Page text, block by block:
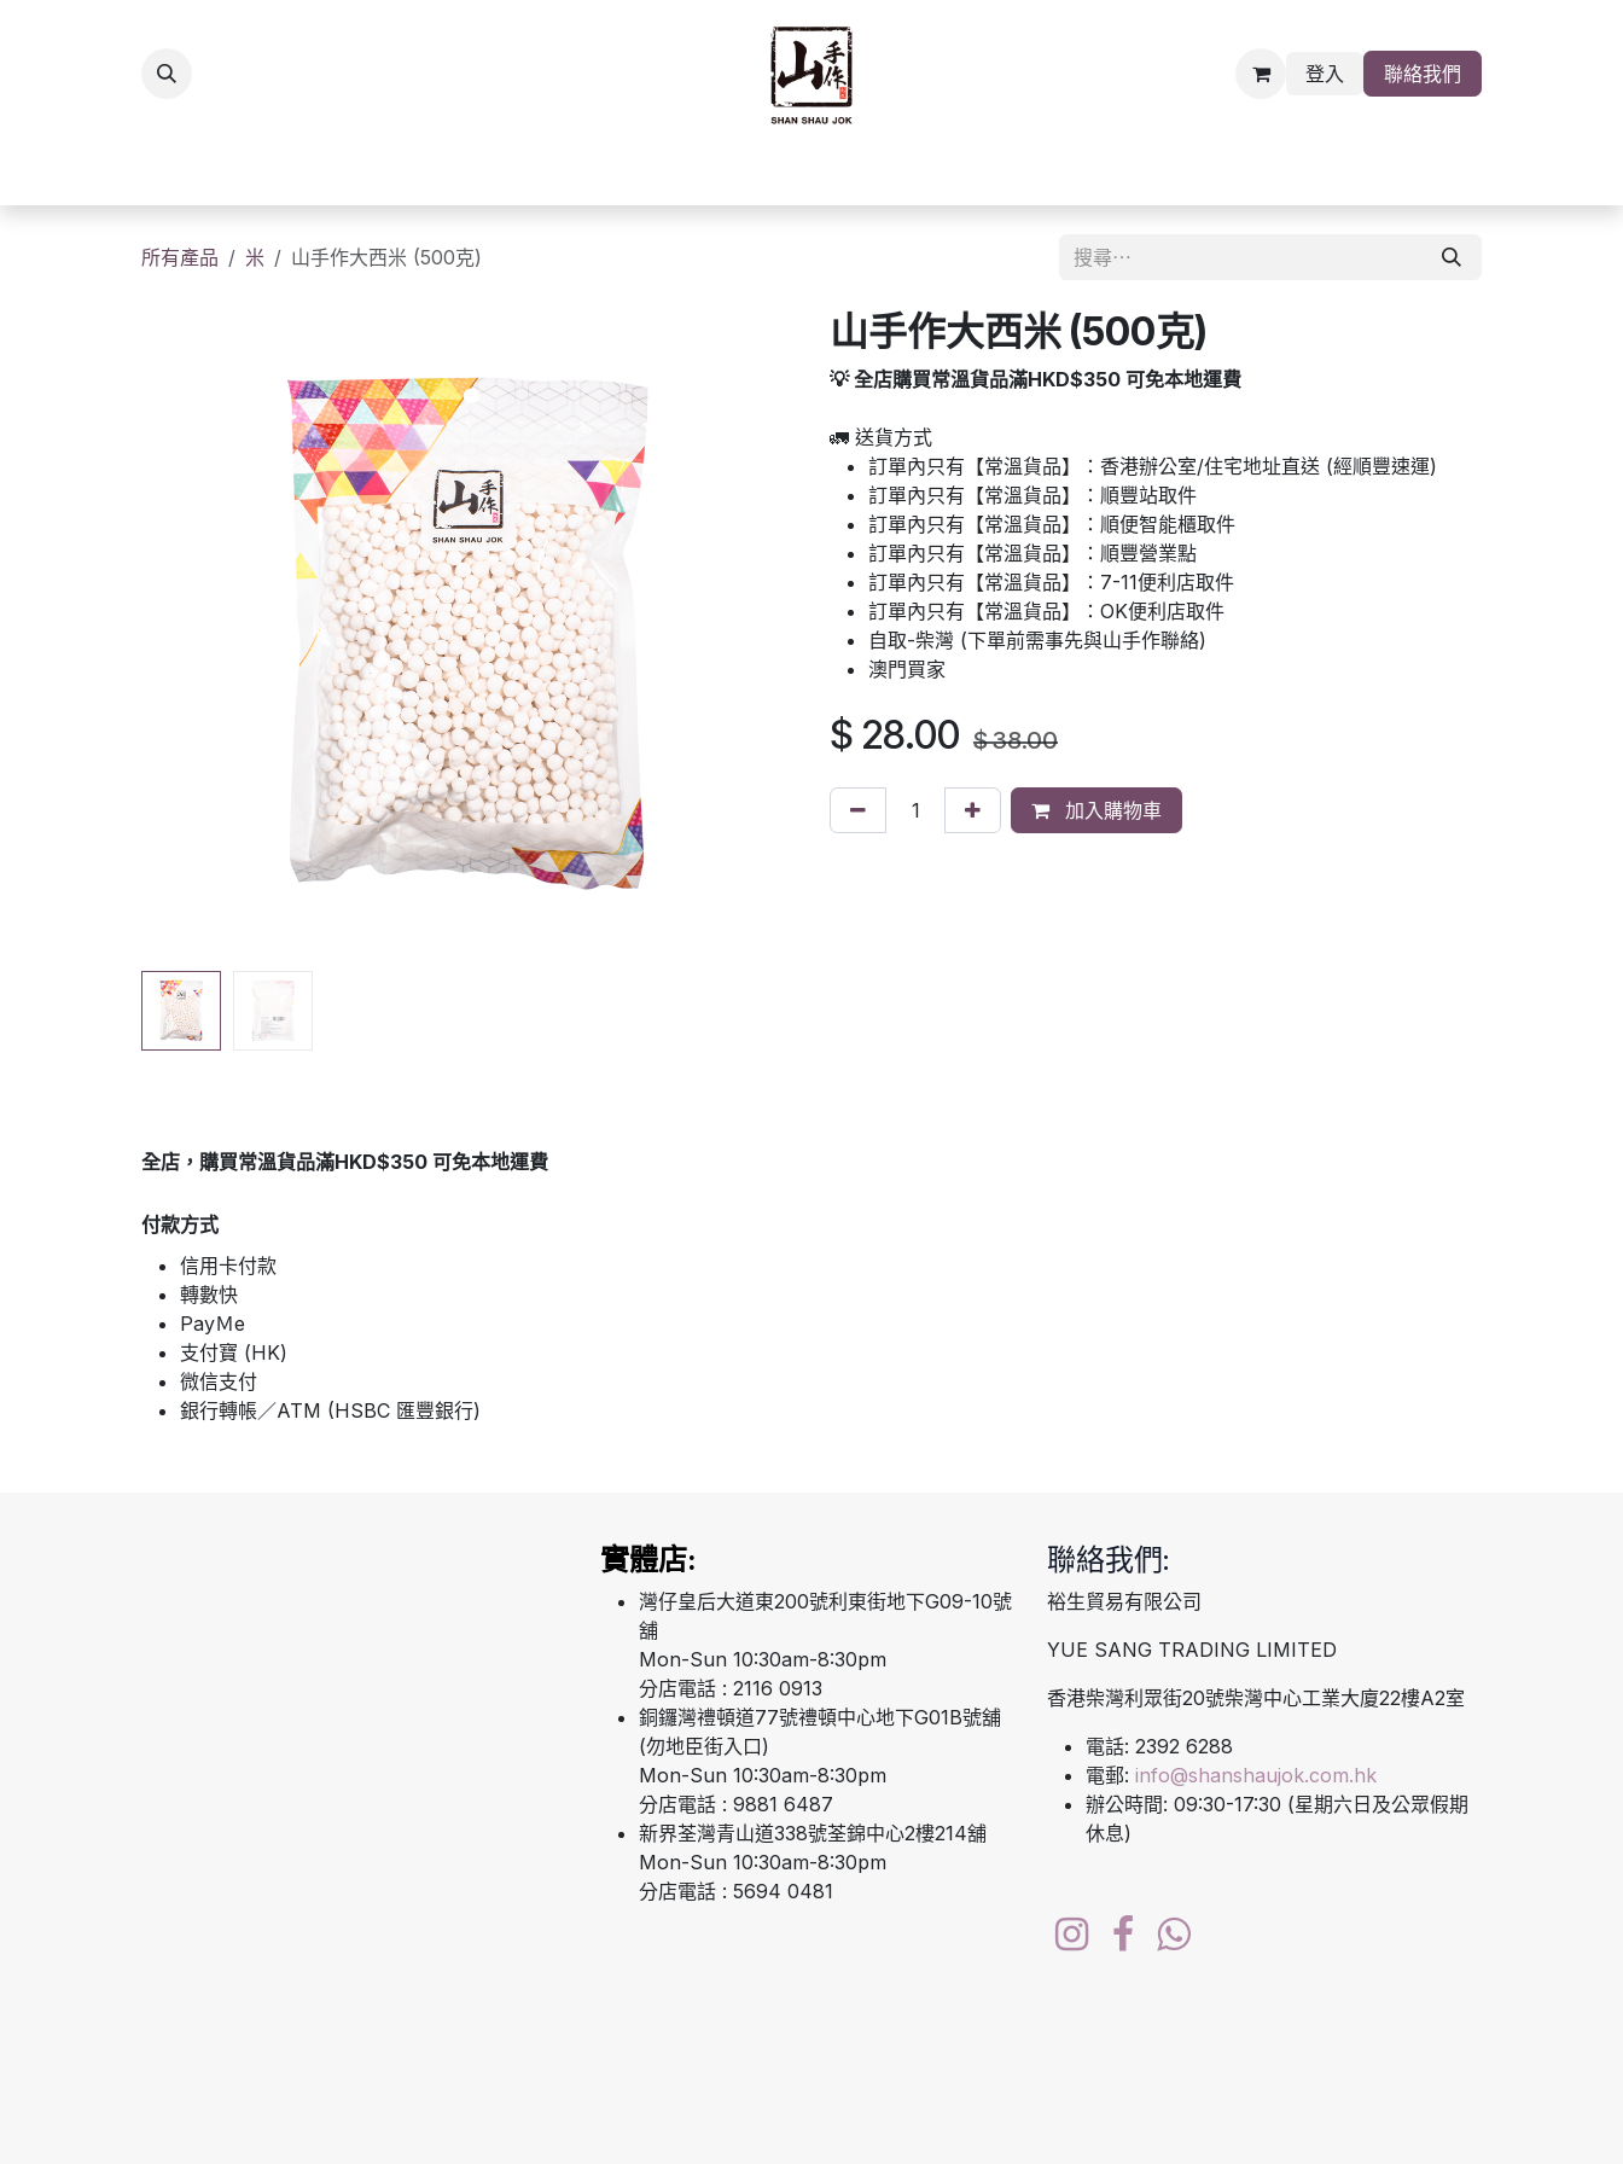
登入 聯絡我們
所有產品 米 山手作大西米 (500克)
山手作大西米 (500克)
💡 全店購買常溫貨品滿HKD$350 可免本地運費
🚛 送貨方式
訂單內只有【常溫貨品】：香港辦公室/住宅地址直送 (經順豐速運)
訂單內只有【常溫貨品】：順豐站取件
訂單內只有【常溫貨品】：順便智能櫃取件
訂單內只有【常溫貨品】：順豐營業點
訂單內只有【常溫貨品】：7-11便利店取件
訂單內只有【常溫貨品】：OK便利店取件
自取-柴灣 (下單前需事先與山手作聯絡)
澳門買家
$ 28.00 $38.00
加入購物車
全店，購買常溫貨品滿HKD$350 可免本地運費
付款方式
信用卡付款
轉數快
PayＭe
支付寶 (HK)
微信支付
銀行轉帳／ATM (HSBC 匯豐銀行)
聯絡我們:
裕生貿易有限公司
YUE SANG TRADING LIMITED
香港柴灣利眾街20號柴灣中心工業大廈22樓A2室
電話: 2392 6288
電郵: info@shanshaujok.com.hk
辦公時間: 09:30-17:30 (星期六日及公眾假期
休息)
實體店:
灣仔皇后大道東200號利東街地下G09-10號
舖
Mon-Sun 10:30am-8:30pm
分店電話 : 2116 0913
銅鑼灣禮頓道77號禮頓中心地下G01B號舖
(勿地臣街入口)
Mon-Sun 10:30am-8:30pm
分店電話 : 9881 6487
新界荃灣青山道338號荃錦中心2樓214舖
Mon-Sun 10:30am-8:30pm
分店電話 : 5694 0481